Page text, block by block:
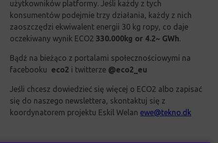
użytkowników platformy. Jeśli każdy z tych
konsumentów podejmie trzy działania, każdy z nich
zaoszczędzi ekwiwalent energii 30 kg ropy, co daje
oczekiwany wynik ECO2 330.000kg or 4.2~ GWh.
Bądź na bieżąco z portalami społecznościowymi na
facebooku eco2 i twitterze @eco2_eu
Jeśli chcesz dowiedzieć się więcej o ECO2 albo zapisać
się do naszego newslettera, skontaktuj się z
koordynatorem projektu Eskil Welan ewe@tekno.dk